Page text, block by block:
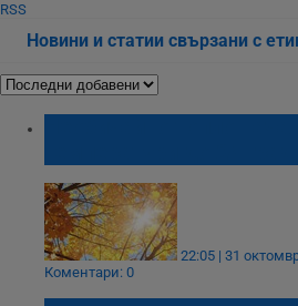
RSS
Новини и статии свързани с
22:05 | 31
Коментари: 0